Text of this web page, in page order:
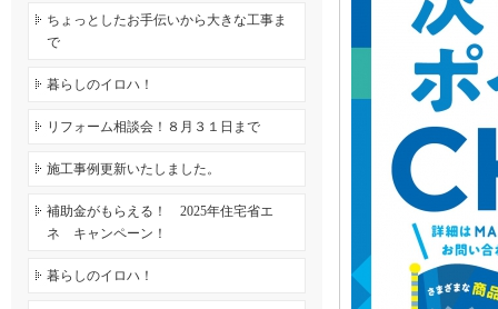
ちょっとしたお手伝いから大きな工事ま
で
暮らしのイロハ！
リフォーム相談会！８月３１日まで
施工事例更新いたしました。
補助金がもらえる！ 2025年住宅省エ
ネ キャンペーン！
暮らしのイロハ！